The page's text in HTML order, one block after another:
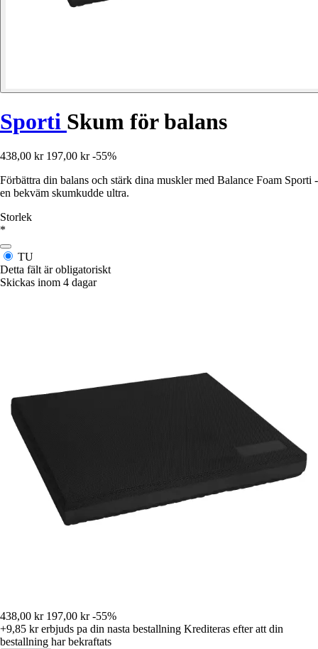
Sporti Skum för balans
438,00 kr 197,00 kr -55%
Förbättra din balans och stärk dina muskler med Balance Foam Sporti -
en bekväm skumkudde ultra.
Storlek
*
TU
Detta fält är obligatoriskt
Skickas inom 4 dagar
438,00 kr 197,00 kr -55%
+9,85 krerbjuds pa din nasta bestallning Krediteras efter att din
bestallning har bekraftats